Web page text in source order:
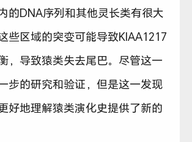
的DNA序列和其他灵长类有很大
些区域的突变可能导致KIAA1217
，导致猿类失去尾巴。尽管这一
步的研究和验证，但是这一发现
好地理解猿类演化史提供了新的